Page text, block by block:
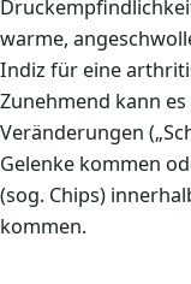
warme,
Indiz für eine
Zunehmend kann
Veränderungen
Gelenke kommen
(sog. Chips)
kommen.